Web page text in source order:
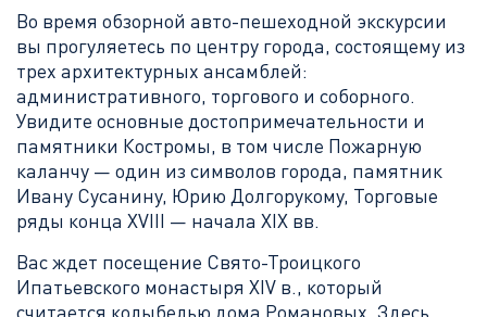
Во время обзорной авто-пешеходной экскурсии
вы прогуляетесь по центру города, состоящему из
трех архитектурных ансамблей:
административного, торгового и соборного.
Увидите основные достопримечательности и
памятники Костромы, в том числе Пожарную
каланчу — один из символов города, памятник
Ивану Сусанину, Юрию Долгорукому, Торговые
ряды конца XVIII — начала XIX вв.
Вас ждет посещение Свято-Троицкого
Ипатьевского монастыря XIV в., который
считается колыбелью дома Романовых. Здесь